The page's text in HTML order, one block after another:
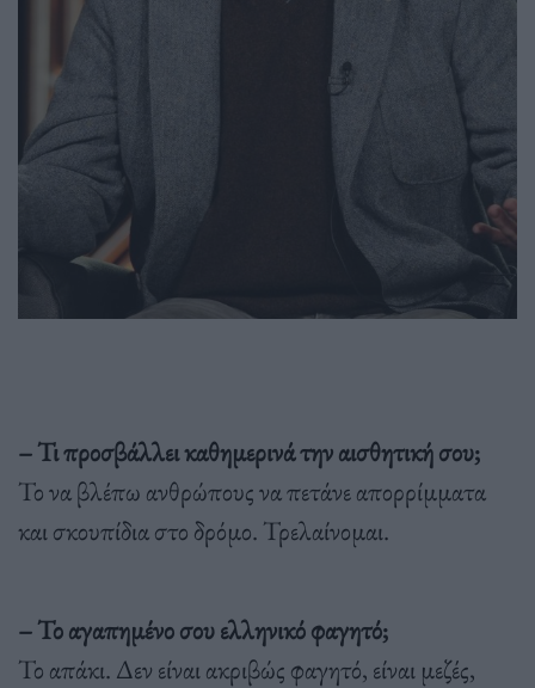
– Τι προσβάλλει καθημερινά την αισθητική σου;
Το να βλέπω ανθρώπους να πετάνε απορρίμματα
και σκουπίδια στο δρόμο. Τρελαίνομαι.
– Το αγαπημένο σου ελληνικό φαγητό;
Το απάκι. Δεν είναι ακριβώς φαγητό, είναι μεζές,